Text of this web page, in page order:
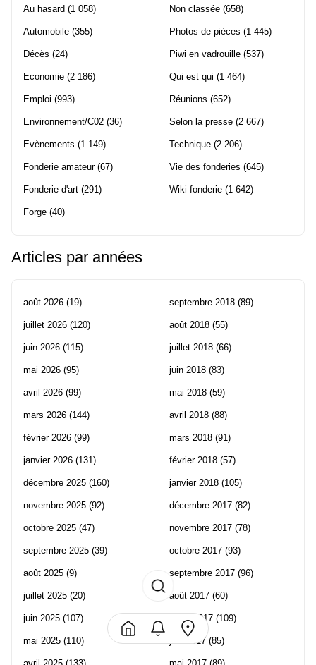
Au hasard (1 058)
Automobile (355)
Décès (24)
Economie (2 186)
Emploi (993)
Environnement/C02 (36)
Evènements (1 149)
Fonderie amateur(67)
Fonderie d'art (291)
Forge (40)
Non classée (658)
Photos de pièces (1 445)
Piwi en vadrouille (537)
Qui est qui (1 464)
Réunions (652)
Selon la presse (2 667)
Technique (2 206)
Vie des fonderies (645)
Wiki fonderie (1 642)
Articles par années
août 2026 (19)
juillet 2026 (120)
juin 2026 (115)
mai 2026 (95)
avril 2026 (99)
mars 2026 (144)
février 2026 (99)
janvier 2026 (131)
décembre 2025 (160)
novembre 2025 (92)
octobre 2025 (47)
septembre 2025 (39)
août 2025 (9)
juillet 2025 (20)
juin 2025 (107)
mai 2025 (110)
septembre 2018 (89)
août 2018 (55)
juillet 2018 (66)
juin 2018 (83)
mai 2018 (59)
avril 2018 (88)
mars 2018 (91)
février 2018 (57)
janvier 2018 (105)
décembre 2017 (82)
novembre 2017 (78)
octobre 2017 (93)
septembre 2017 (96)
août 2017 (60)
juillet 2017 (109)
juin 2017 (85)